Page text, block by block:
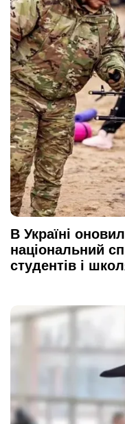
В Україні
національний
студентів і